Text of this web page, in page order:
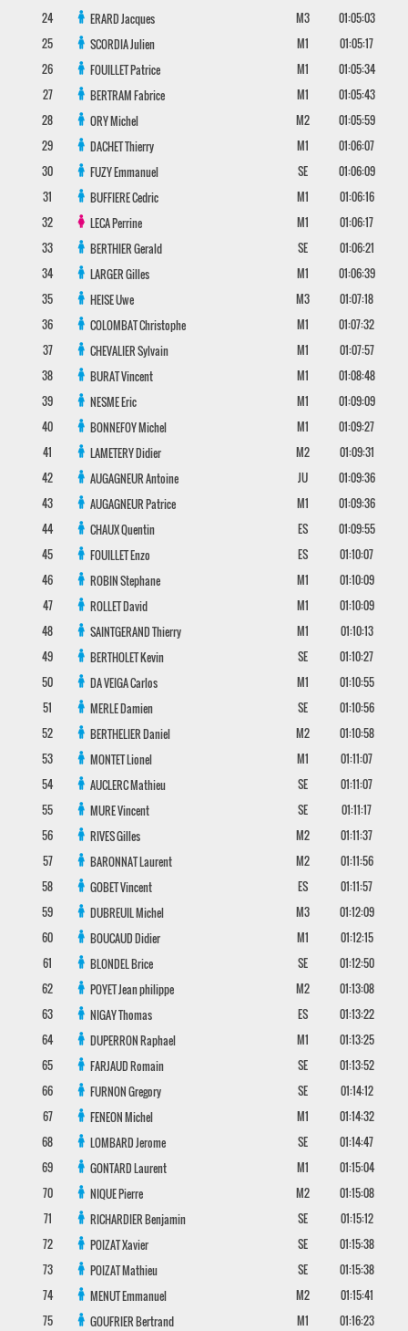
24
ERARDJacques M3
01:05:03
25
SCORDIAJulien M1
01:05:17
26
FOUILLETPatrice M1
01:05:34
27
BERTRAMFabrice M1
01:05:43
28
ORYMichel M2
01:05:59
29
DACHETThierry M1
01:06:07
30
FUZYEmmanuel SE
01:06:09
31
BUFFIERECedric M1
01:06:16
32
LECAPerrine M1
01:06:17
33
BERTHIERGerald SE
01:06:21
34
LARGERGilles M1
01:06:39
35
HEISEUwe M3
01:07:18
36
COLOMBATChristophe M1
01:07:32
37
CHEVALIERSylvain M1
01:07:57
38
BURATVincent M1
01:08:48
39
NESMEEric M1
01:09:09
40
BONNEFOYMichel M1
01:09:27
41
LAMETERYDidier M2
01:09:31
42
AUGAGNEURAntoine JU
01:09:36
43
AUGAGNEURPatrice M1
01:09:36
44
CHAUXQuentin ES
01:09:55
45
FOUILLETEnzo ES
01:10:07
46
ROBINStephane M1
01:10:09
47
ROLLETDavid M1
01:10:09
48
SAINTGERANDThierry M1
01:10:13
49
BERTHOLETKevin SE
01:10:27
50
DA VEIGACarlos M1
01:10:55
51
MERLEDamien SE
01:10:56
52
BERTHELIERDaniel M2
01:10:58
53
MONTETLionel M1
01:11:07
54
AUCLERCMathieu SE
01:11:07
55
MUREVincent SE
01:11:17
56
RIVESGilles M2
01:11:37
57
BARONNATLaurent M2
01:11:56
58
GOBETVincent ES
01:11:57
59
DUBREUILMichel M3
01:12:09
60
BOUCAUDDidier M1
01:12:15
61
BLONDELBrice SE
01:12:50
62
POYETJean philippe M2
01:13:08
63
NIGAYThomas ES
01:13:22
64
DUPERRONRaphael M1
01:13:25
65
FARJAUDRomain SE
01:13:52
66
FURNONGregory SE
01:14:12
67
FENEONMichel M1
01:14:32
68
LOMBARDJerome SE
01:14:47
69
GONTARDLaurent M1
01:15:04
70
NIQUEPierre M2
01:15:08
71
RICHARDIERBenjamin SE
01:15:12
72
POIZATXavier SE
01:15:38
73
POIZATMathieu SE
01:15:38
74
MENUTEmmanuel M2
01:15:41
75
GOUFRIERBertrand M1 01:16:23